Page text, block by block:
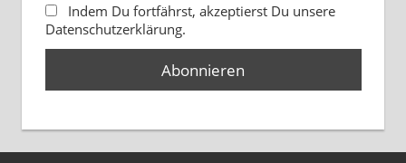
Indem Du fortfährst, akzeptierst Du unsere
Datenschutzerklärung.